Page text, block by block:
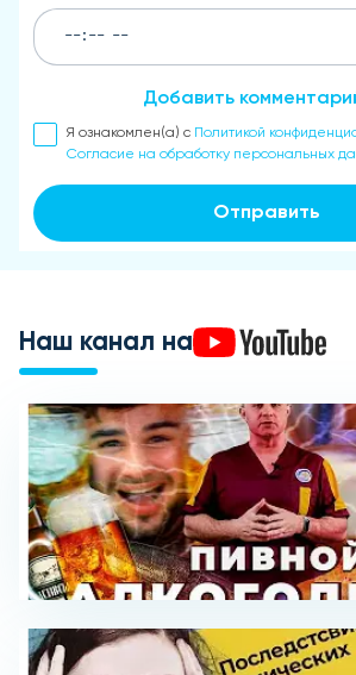
Добавить
Я ознакомлен(а) с Политикой
Согласие на обработку персональных
Отправить
Наш канал на